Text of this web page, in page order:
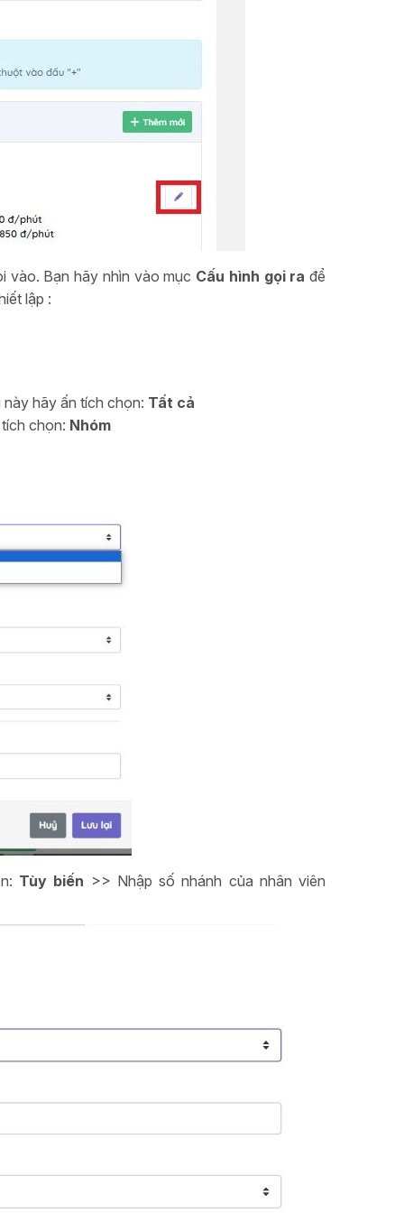
vào. Bạn hãy nhìn vào mục Cấu hình gọi ra để
lập :
hãy ấn tích chọn: Tất cả
chọn: Nhóm
Tùy biến >> Nhập số nhánh của nhân viên